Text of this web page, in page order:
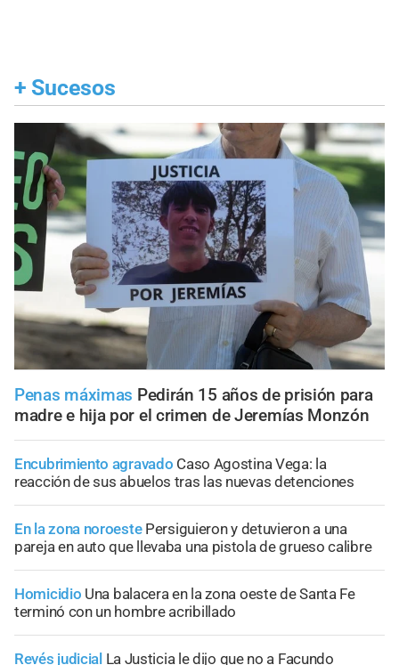
+ Sucesos
Penas máximas Pedirán 15 años de prisión para
madre e hija por el crimen de Jeremías Monzón
Encubrimiento agravado Caso Agostina Vega: la
reacción de sus abuelos tras las nuevas detenciones
En la zona noroeste Persiguieron y detuvieron a una
pareja en auto que llevaba una pistola de grueso calibre
Homicidio Una balacera en la zona oeste de Santa Fe
terminó con un hombre acribillado
Revés judicial La Justicia le dijo que no a Facundo